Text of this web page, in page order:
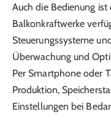
Auch die Bedienung
Balkonkraftwerke
Steuerungssysteme
Überwachung und
Per Smartphone oder
Produktion,
Einstellungen bei